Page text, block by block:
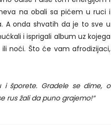
na obali sa pićem u ruci i
A onda shvatih da je to sve u
i isprigali album uz kojega
noći. Što će vam afrodizijaci,
i šporete. Gradele se dime, o
rus žali da puno grajemo!“